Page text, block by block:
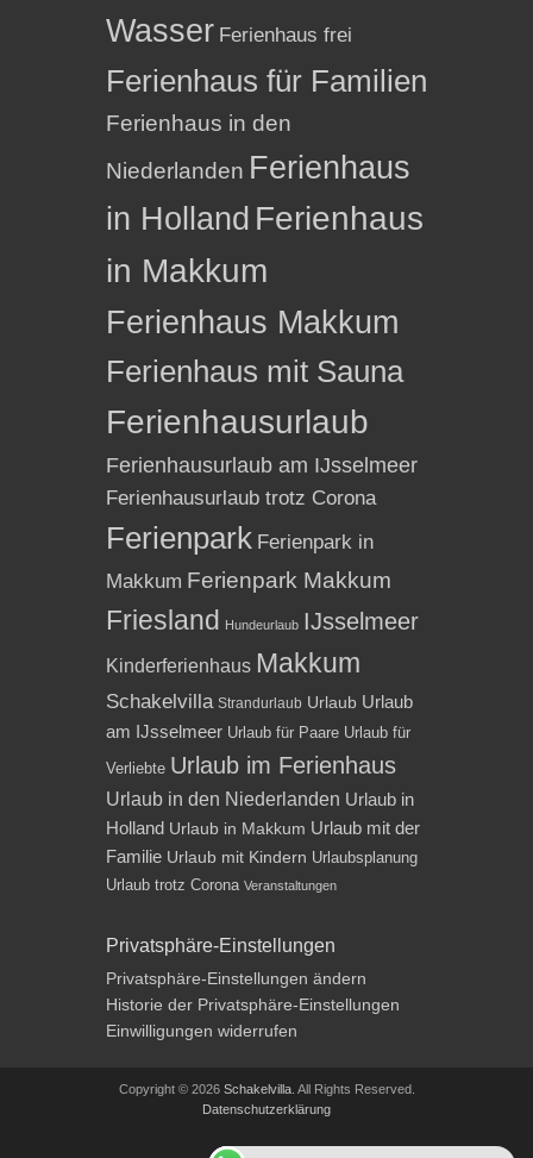
Wasser Ferienhaus frei
Ferienhaus für Familien
Ferienhaus in den
Niederlanden Ferienhaus
in Holland Ferienhaus
in Makkum
Ferienhaus Makkum
Ferienhaus mit Sauna
Ferienhausurlaub
Ferienhausurlaub am IJsselmeer
Ferienhausurlaub trotz Corona
Ferienpark Ferienpark in
Makkum Ferienpark Makkum
Friesland Hundeurlaub IJsselmeer
Kinderferienhaus Makkum
Schakelvilla Strandurlaub Urlaub Urlaub
am IJsselmeer Urlaub für Paare Urlaub für
Verliebte Urlaub im Ferienhaus
Urlaub in den Niederlanden Urlaub in
Holland Urlaub in Makkum Urlaub mit der
Familie Urlaub mit Kindern Urlaubsplanung
Urlaub trotz Corona Veranstaltungen
Privatsphäre-Einstellungen
Privatsphäre-Einstellungen ändern
Historie der Privatsphäre-Einstellungen
Einwilligungen widerrufen
Copyright © 2026 Schakelvilla. All Rights Reserved.
Datenschutzerklärung
Impressum